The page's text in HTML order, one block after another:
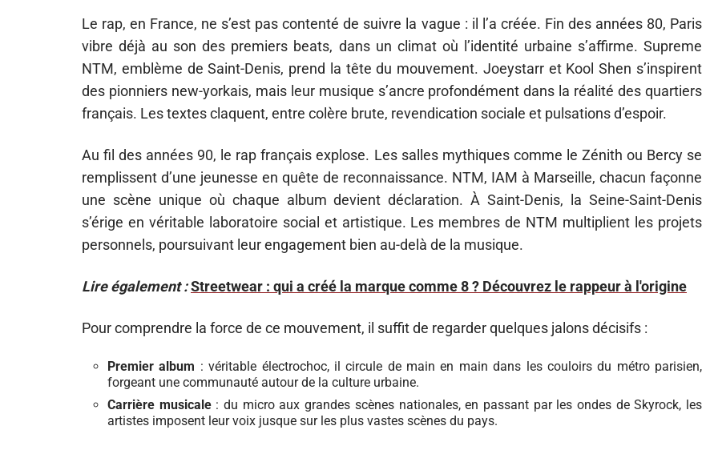
Le rap, en France, ne s’est pas contenté de suivre la vague : il l’a créée. Fin des années 80, Paris
vibre déjà au son des premiers beats, dans un climat où l’identité urbaine s’affirme. Supreme
NTM, emblème de Saint-Denis, prend la tête du mouvement. Joeystarr et Kool Shen s’inspirent
des pionniers new-yorkais, mais leur musique s’ancre profondément dans la réalité des quartiers
français. Les textes claquent, entre colère brute, revendication sociale et pulsations d’espoir.
Au fil des années 90, le rap français explose. Les salles mythiques comme le Zénith ou Bercy se
remplissent d’une jeunesse en quête de reconnaissance. NTM, IAM à Marseille, chacun façonne
une scène unique où chaque album devient déclaration. À Saint-Denis, la Seine-Saint-Denis
s’érige en véritable laboratoire social et artistique. Les membres de NTM multiplient les projets
personnels, poursuivant leur engagement bien au-delà de la musique.
Lire également :Streetwear : qui a créé la marque comme 8 ? Découvrez le rappeur à l'origine
Pour comprendre la force de ce mouvement, il suffit de regarder quelques jalons décisifs :
Premier album : véritable électrochoc, il circule de main en main dans les couloirs du métro parisien,
forgeant une communauté autour de la culture urbaine.
Carrière musicale: du micro aux grandes scènes nationales, en passant par les ondes de Skyrock, les
artistes imposent leur voix jusque sur les plus vastes scènes du pays.